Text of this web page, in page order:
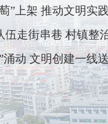
”上架 推动文明实
伍走街串巷 村镇整
涌动 文明创建一线